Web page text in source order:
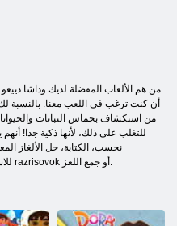
من هم الألعاب المفضلة لديك وداشا
أن كنت ترغب في اللعب معنا. بالنسبة
من استكشاف بحماس النباتات
للتغلب على ذلك، لأنها ذكية جدا!
نحسب، الكتابة، حل الألغاز
للاسترخاء. تناول فرشاة الافتراضية وطلاء بعض razrisovok أو جمع اللغز.